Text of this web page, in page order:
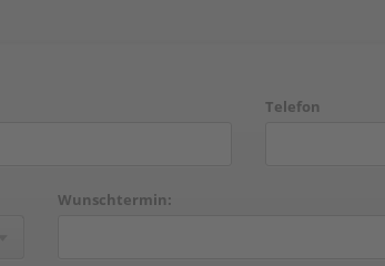
Telefon
Wunschtermin: